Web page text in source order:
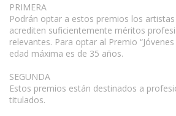
PRIMERA
Podrán optar a estos premios los
acrediten suficientemente méritos
relevantes. Para optar al Premio
edad máxima es de 35 años.
SEGUNDA
Estos premios están destinados a
titulados.